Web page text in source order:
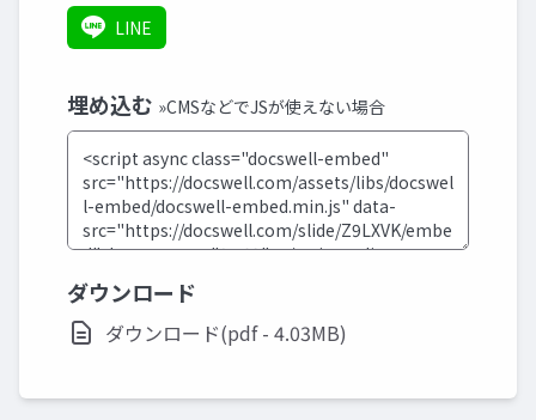
LINE
埋め込む »CMSなどでJSが使えない場合
ダウンロード
ダウンロード(pdf - 4.03MB)